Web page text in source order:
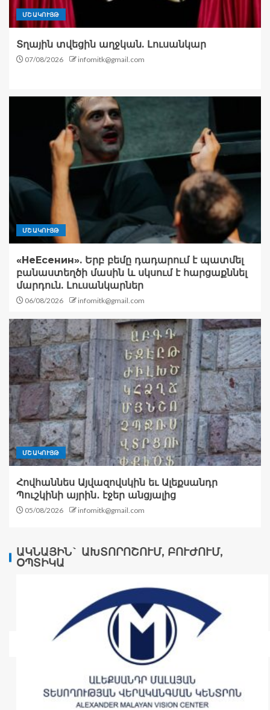
ՄՇԱԿՈՒՅԹ
Տղային տվեցին աղջկան. Լուսանկար
07/08/2026 infomitk@gmail.com
ՄՇԱԿՈՒՅԹ
«НеЕсенин». Երբ բեմը դադարում է պատմել
բանաստեղծի մասին և սկսում է հարցաքննել
մարդուն. Լուսանկարներ
06/08/2026 infomitk@gmail.com
ՄՇԱԿՈՒՅԹ
Հովհաննես Այվազովսկին եւ Ալեքսանդր
Պուշկինի այրին․ էջեր անցյալից
05/08/2026 infomitk@gmail.com
ԱԿՆԱՅԻՆ` ԱԽՏՈՐՈՇՈՒՄ, ԲՈՒԺՈՒՄ,
ՕՊՏԻԿԱ